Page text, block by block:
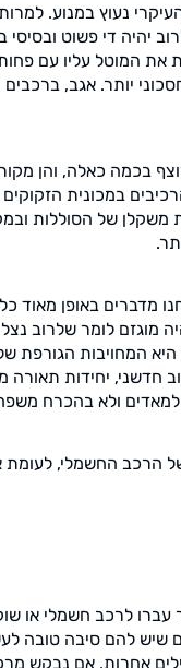
נעוץ במנוע.
יהיה די פשוט ובסיסי
את המוטל עליו עם
יותר. אגב,
בכמה כאלה, והן
במכונית הזקוקים
של הסוללות
מדברים באופן מאוד
מוגזם לומר שלרוב
המחויבות הגורפת
יחידות תאורה
למאדים ולא בהכרח
הרכב החשמלי, לעומת
לרכב חשמלי או
שיש להם סיבה טובה